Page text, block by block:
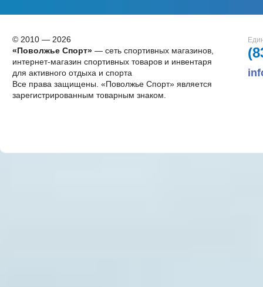
© 2010 — 2026
«Поволжье Спорт»— сеть спортивных магазинов,
интернет-магазин спортивных товаров и инвентаря
для активного отдыха и спорта
Все права защищены. «Поволжье Спорт» является
зарегистрированным товарным знаком.